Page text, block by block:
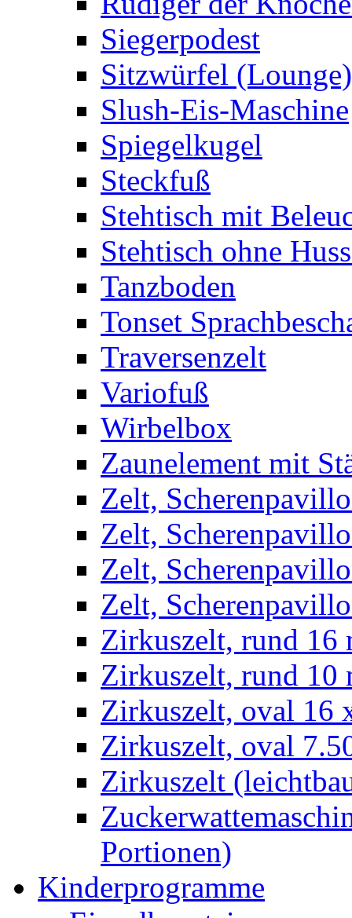
Siegerpodest
Sitzwürfel (Lounge)
Slush-Eis-Maschine
Spiegelkugel
Steckfuß
Stehtisch mit
Stehtisch ohne
Tanzboden
Tonset
Traversenzelt
Variofuß
Wirbelbox
Zaunelement mit
Zelt,
Zelt,
Zelt,
Zelt,
Zirkuszelt, rund 16
Zirkuszelt, rund 10
Zirkuszelt, oval 16
Zirkuszelt, oval
Zirkuszelt
Portionen)
Kinderprogramme